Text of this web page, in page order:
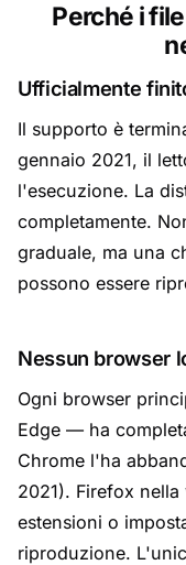
Perché i
Ufficialmente
Il supporto è
gennaio 2021, il
l'esecuzione. La
completamente.
graduale, ma una
possono essere
Nessun browser
Ogni browser
Edge — ha
Chrome l'ha
2021). Firefox
estensioni o
riproduzione.